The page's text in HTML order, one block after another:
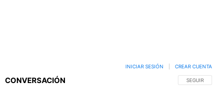
CONVERSACIÓN SIGA ESTA
SEGUIR
INICIAR SESIÓN CREAR CUENTA